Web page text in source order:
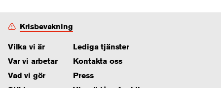
Krisbevakning
Vilka vi är
Var vi arbetar
Vad vi gör
Lediga tjänster
Kontakta oss
Press